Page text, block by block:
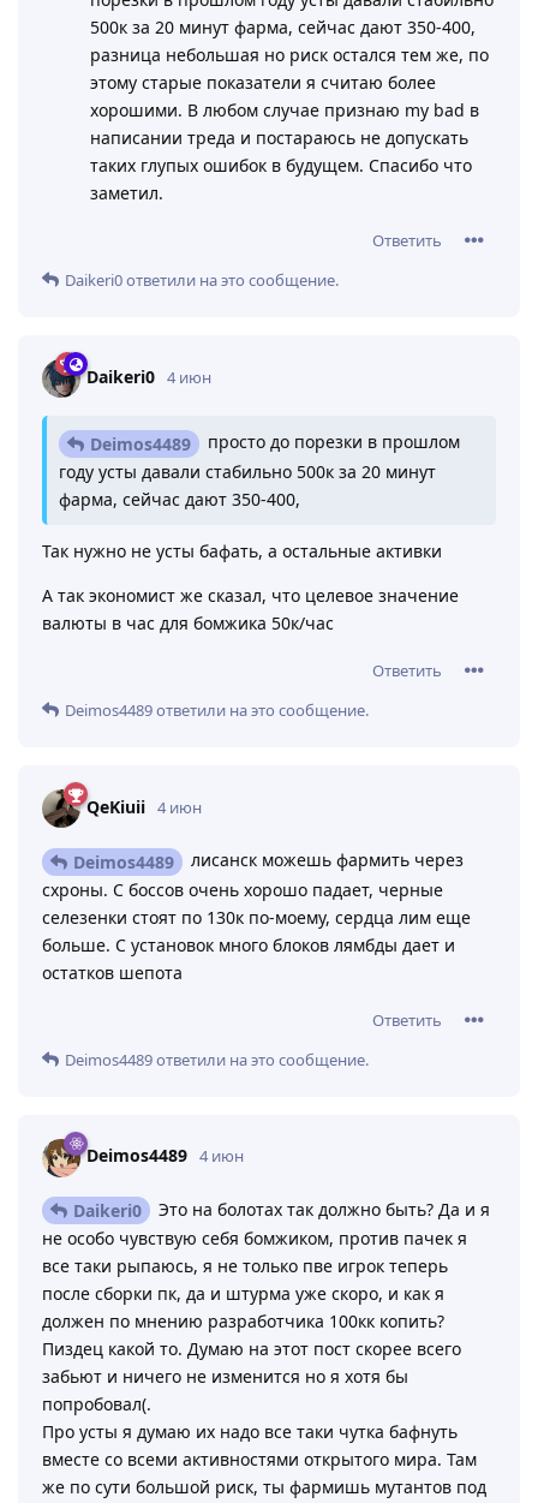
500к за 20 минут фарма, сейчас дают 350-400,
разница небольшая но риск остался тем же, по
этому старые показатели я считаю более
хорошими. В любом случае признаю my bad в
написании треда и постараюсь не допускать
таких глупых ошибок в будущем. Спасибо что
заметил.
Ответить
Daikeri0ответили на это сообщение.
Daikeri0 4 июн
Deimos4489
просто до порезки в прошлом
году усты давали стабильно 500к за 20 минут
фарма, сейчас дают 350-400,
Так нужно не усты бафать, а остальные активки
А так экономист же сказал, что целевое значение
валюты в час для бомжика 50к/час
Ответить
Deimos4489ответили на это сообщение.
QeKiuii 4 июн
Deimos4489
лисанск можешь фармить через
схроны. С боссов очень хорошо падает, черные
селезенки стоят по 130к по-моему, сердца лим еще
больше. С установок много блоков лямбды дает и
остатков шепота
Ответить
Deimos4489ответили на это сообщение.
Deimos4489 4 июн
Daikeri0
Это на болотах так должно быть? Да и я
не особо чувствую себя бомжиком, против пачек я
все таки рыпаюсь, я не только пве игрок теперь
после сборки пк, да и штурма уже скоро, и как я
должен по мнению разработчика 100кк копить?
Пиздец какой то. Думаю на этот пост скорее всего
забьют и ничего не изменится но я хотя бы
попробовал(.
Про усты я думаю их надо все таки чутка бафнуть
вместе со всеми активностями открытого мира. Там
же по сути большой риск, ты фармишь мутантов под